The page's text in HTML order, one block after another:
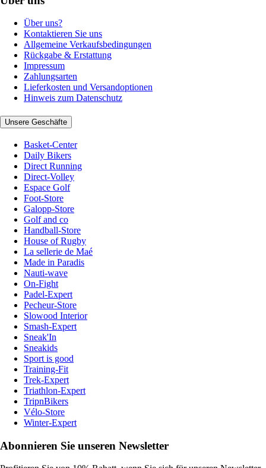
Über uns?
Kontaktieren Sie uns
Allgemeine Verkaufsbedingungen
Rückgabe & Erstattung
Impressum
Zahlungsarten
Lieferkosten und Versandoptionen
Hinweis zum Datenschutz
Unsere Geschäfte
Basket-Center
Daily Bikers
Direct Running
Direct-Volley
Espace Golf
Foot-Store
Galopp-Store
Golf and co
Handball-Store
House of Rugby
La sellerie de Maé
Made in Paradis
Nauti-wave
On-Fight
Padel-Expert
Pecheur-Store
Slowood Interior
Smash-Expert
Sneak'In
Sneakids
Sport is good
Training-Fit
Trek-Expert
Triathlon-Expert
TripnBikers
Vélo-Store
Winter-Expert
Abonnieren Sie unseren Newsletter